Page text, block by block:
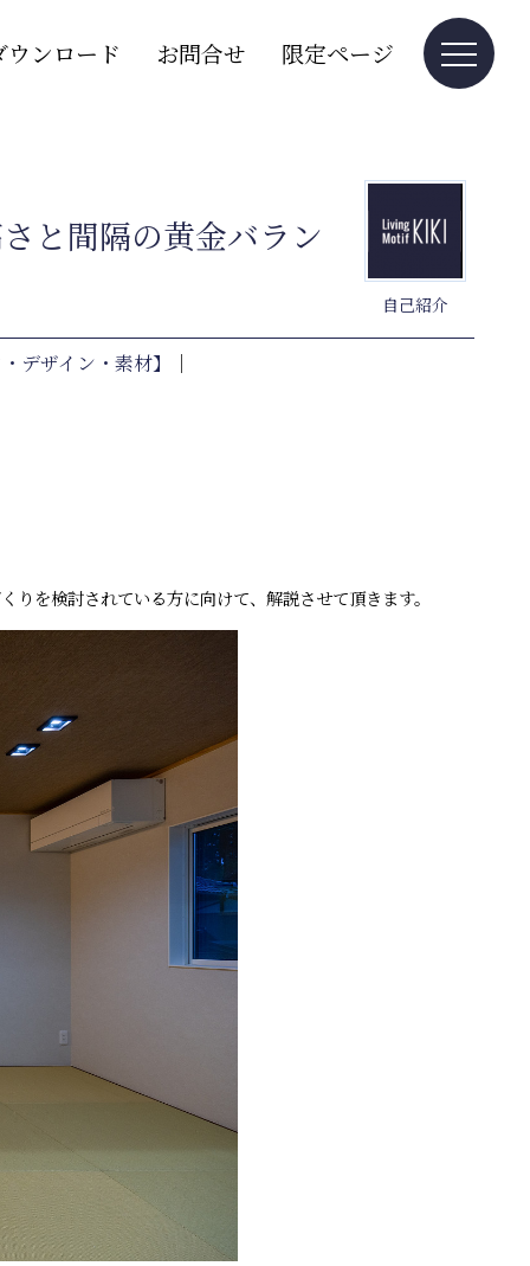
ンロード お問合せ 限定ページ
自己紹介
と間隔の黄金バラン
デザイン・素材】 ｜
を検討されている方に向けて、解説させて頂きます。